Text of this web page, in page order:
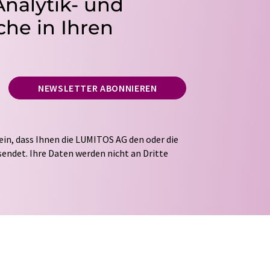
in Ihren
NEWSLETTER ABONNIEREN
dass Ihnen die LUMITOS AG den oder die
Ihre Daten werden nicht an Dritte
Ihrer Daten durch die LUMITOS AG erfolgt